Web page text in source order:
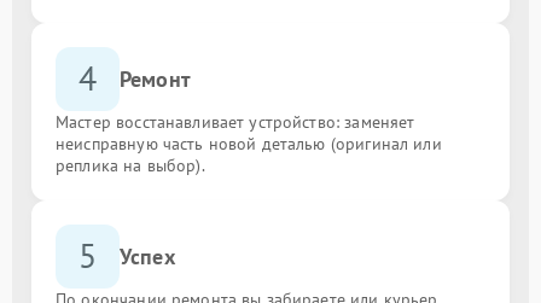
4 Ремонт
Мастер восстанавливает устройство: заменяет
неисправную часть новой деталью (оригинал или
реплика на выбор).
5 Успех